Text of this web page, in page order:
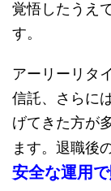
覚悟したうえ
す。
アーリーリタ
信託、さらに
げてきた方が
ます。退職後
安全な運用